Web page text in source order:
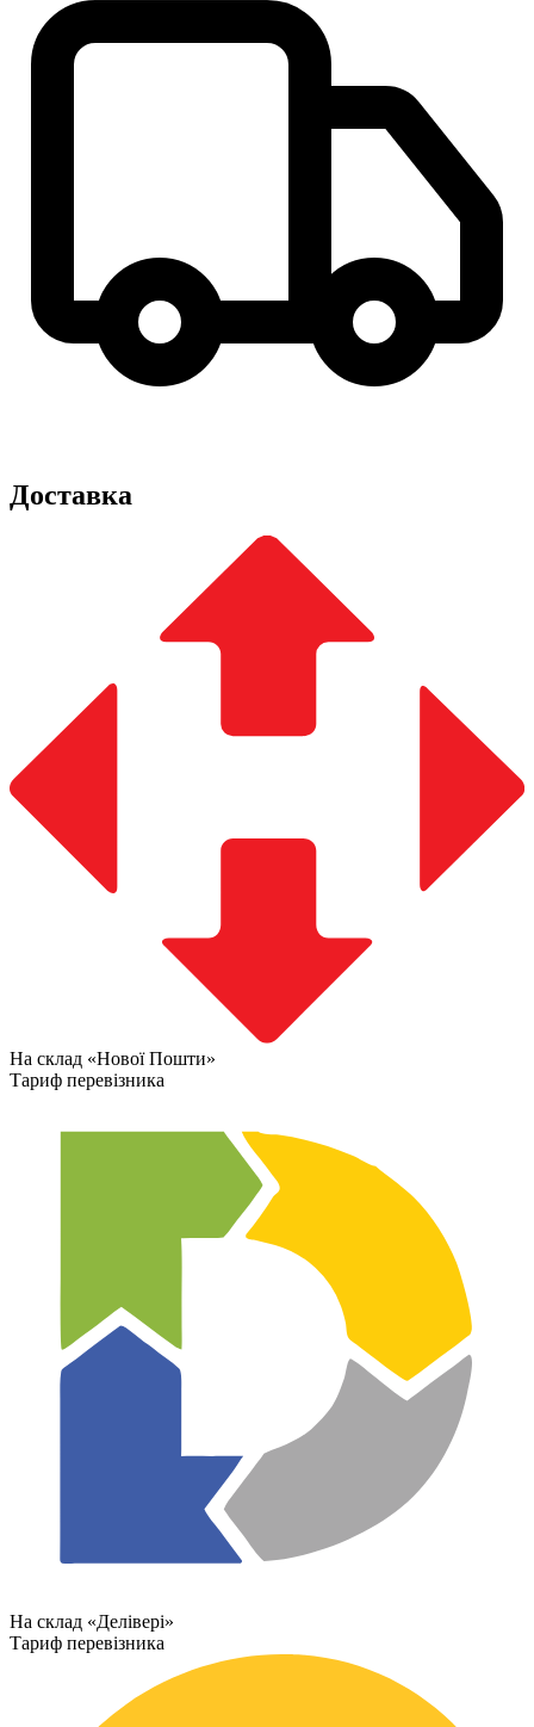
Доставка
На склад «Нової Пошти»
Тариф перевізника
На склад «Делівері»
Тариф перевізника